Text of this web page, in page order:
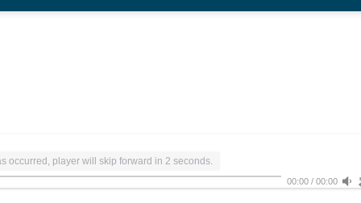
00:00/ 00:00
occurred, player will skip forward in 2 seconds.